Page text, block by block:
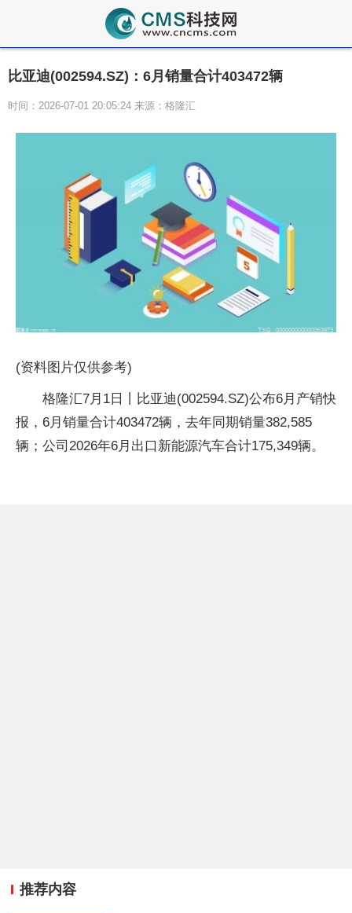
比亚迪(002594.SZ)：6月销量合计403472辆
时间：2026-07-01 20:05:24 来源：格隆汇
(资料图片仅供参考)
格隆汇7月1日丨比亚迪(002594.SZ)公布6月产销快
报，6月销量合计403472辆，去年同期销量382,585
辆；公司2026年6月出口新能源汽车合计175,349辆。
推荐内容